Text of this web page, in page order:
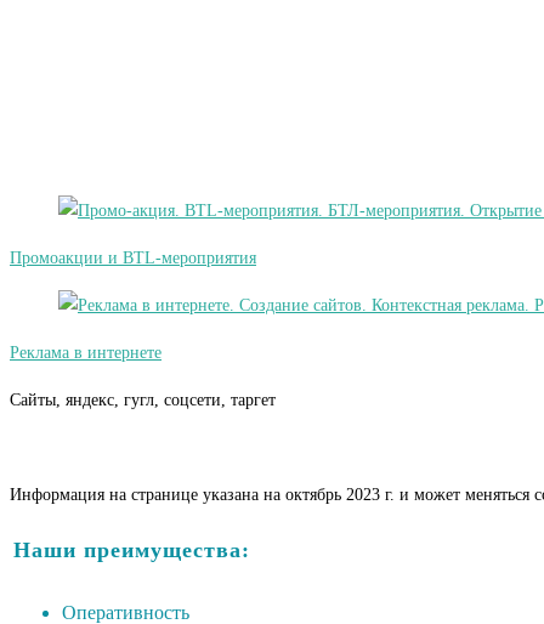
Промоакции и BTL-мероприятия
Реклама в интернете
Сайты, яндекс, гугл, соцсети, таргет
Информация на странице указана на октябрь 2023 г. и может
Наши преимущества:
Оперативность